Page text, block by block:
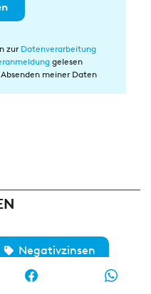
zur Datenverarbeitung
gelesen
meiner Daten
Negativzinsen
Zinsbuchsteuerung